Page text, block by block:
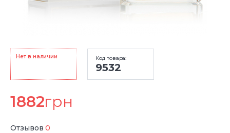
Нет в наличии Код товара:
9532
1882грн
Отзывов 0